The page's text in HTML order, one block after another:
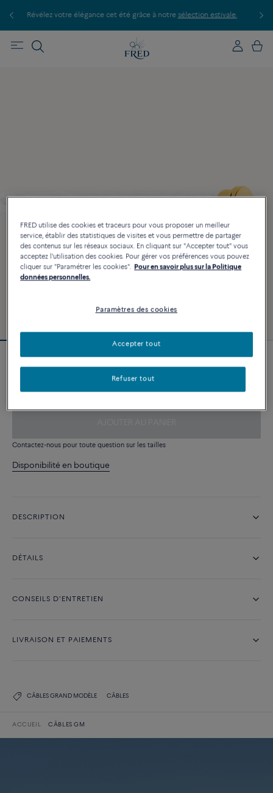
votre élégance cet été grâce à notresélection estivale. Découvrez
Câble blanc
Contactez-nous pour toute question sur les tailles
Disponibilité en boutique
DESCRIPTION
DÉTAILS
CONSEILS D'ENTRETIEN
LIVRAISON ET PAIEMENTS
CÂBLES GRAND MODÈLE CÂBLES
ACCUEIL CÂBLES GM
FRED utilise des cookies et traceurs pour vous proposer un meilleur
service, établir des statistiques de visites et vous permettre de partager
des contenus sur les réseaux sociaux. En cliquant sur "Accepter tout" vous
acceptez l'utilisation des cookies. Pour gérer vos préférences vous pouvez
cliquer sur "Paramétrer les cookies". Pour en savoir plus sur la Politique
données personnelles.
Paramètres des cookies
Refuser tout
Accepter tout